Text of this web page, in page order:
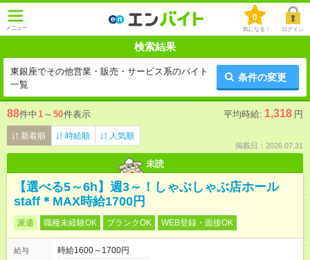
メニュー
0
気になる！ ログイン
検索結果
東銀座でその他営業・販売・サービス系のバイト
一覧
条件の変更
88件中1 ～ 50件表示 平均時給: 1,318 円
新着順 時給順 人気順
掲載日：2026.07.31
未読
【選べる5～6h】週3～！しゃぶしゃぶ店ホール
staff＊MAX時給1700円
派遣 職種未経験OK ブランクOK WEB登録・面接OK
給与
時給1600～1700円